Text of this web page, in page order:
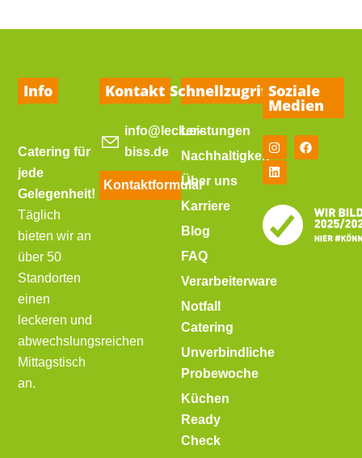
Info
Catering für
jede
Gelegenheit!
Täglich
bieten wir an
über 50
Standorten
einen
leckeren und
abwechslungsreichen
Mittagstisch
an.
Kontakt
info@lecker-
biss.de
Kontaktformular
Schnellzugriff
Leistungen
Nachhaltigkeit
Über uns
Karriere
Blog
FAQ
Verarbeiterware
Notfall
Catering
Unverbindliche
Probewoche
Küchen
Ready
Check
Soziale
Medien